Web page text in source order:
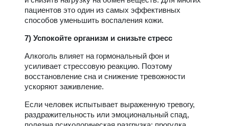
пациентов это один из самых эффективных
способов уменьшить воспаления кожи.
7) Успокойте организм и снизьте стресс
Алкоголь влияет на гормональный фон и
усиливает стрессовую реакцию. Поэтому
восстановление сна и снижение тревожности
ускоряют заживление.
Если человек испытывает выраженную тревогу,
раздражительность или эмоциональный спад,